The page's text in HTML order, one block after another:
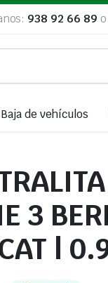
938 92 66 89 o
Baja de vehículos
3
|